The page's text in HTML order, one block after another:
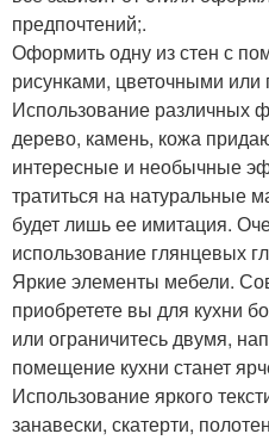
предпочтений;.
Оформить одну из стен с
рисунками, цветочными или
Использование различных
дерево, камень, кожа
интересные и необычные
тратиться на натуральные
будет лишь ее имитация.
использование глянцевых
Яркие элементы мебели.
приобретете вы для кухни
или ограничитесь двумя,
помещение кухни станет
Использование яркого
занавески, скатерти,